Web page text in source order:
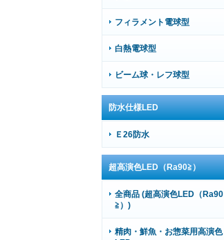
フィラメント電球型
白熱電球型
ビーム球・レフ球型
防水仕様LED
Ｅ26防水
超高演色LED（Ra90≧）
全商品 (超高演色LED（Ra90
≧）)
精肉・鮮魚・お惣菜用高演色